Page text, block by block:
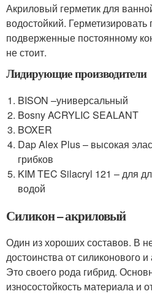
Акриловый герметик для
водостойкий. Герметизировать
подверженные постоянному
не стоит.
Лидирующие производители
BISON –универсальный
Bosny ACRYLIC SEALANT
BOXER
Dap Alex Plus – высокая
грибков
KIM TEC Silacryl 121 – для
водой
Силикон – акриловый
Один из хороших составов. В
достоинства от силиконового
Это своего рода гибрид.
износостойкость материала и